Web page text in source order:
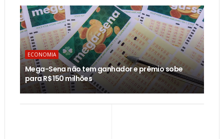
ECONOMIA
Mega-Sena não tem ganhador e prêmio sobe
para R$ 150 milhões